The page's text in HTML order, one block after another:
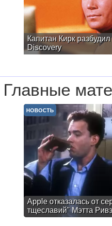
Капитан Кирк
Discovery
Главные
Apple отказалась от
тщеславий" Мэтта
НОВОСТЬ